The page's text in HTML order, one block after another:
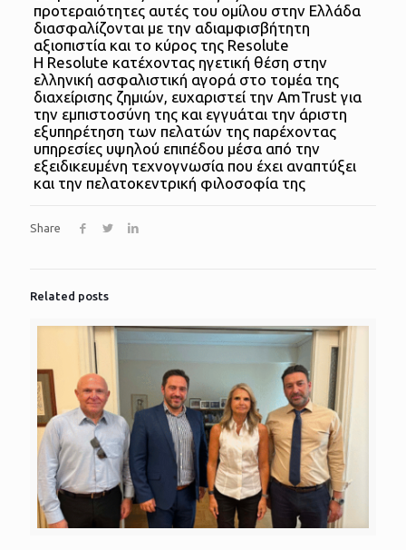
προτεραιότητες αυτές του ομίλου στην Ελλάδα
διασφαλίζονται με την αδιαμφισβήτητη
αξιοπιστία και το κύρος της Resolute
Η Resolute κατέχοντας ηγετική θέση στην
ελληνική ασφαλιστική αγορά στο τομέα της
διαχείρισης ζημιών, ευχαριστεί την AmTrust για
την εμπιστοσύνη της και εγγυάται την άριστη
εξυπηρέτηση των πελατών της παρέχοντας
υπηρεσίες υψηλού επιπέδου μέσα από την
εξειδικευμένη τεχνογνωσία που έχει αναπτύξει
και την πελατοκεντρική φιλοσοφία της
Share
Related posts